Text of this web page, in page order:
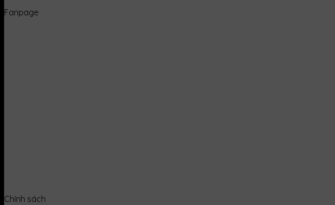
Fanpage
Chính sách